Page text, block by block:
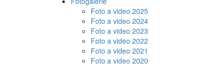
Foto a video 2025
Foto a video 2024
Foto a video 2023
Foto a video 2022
Foto a video 2021
Foto a video 2020